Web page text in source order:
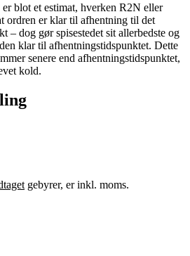
blot et estimat, hverken R2N eller
ordren er klar til afhentning til det
– dog gør spisestedet sit allerbedste og
klar til afhentningstidspunktet. Dette
senere end afhentningstidspunktet,
kold.
gebyrer, er inkl. moms.